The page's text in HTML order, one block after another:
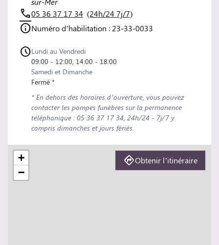
05 36 37 17 34 (24h/24 7j/7)
Numéro d’habilitation : 23-33-0033
Lundi au Vendredi
09:00 - 12:00, 14:00 - 18:00
Samedi et Dimanche
Fermé *
* En dehors des horaires d’ouverture, vous pouvez
contacter les pompes funèbres sur la permanence
téléphonique : 05 36 37 17 34, 24h/24 - 7j/7 y
compris dimanches et jours fériés.
+
−
Obtenir l’itinéraire